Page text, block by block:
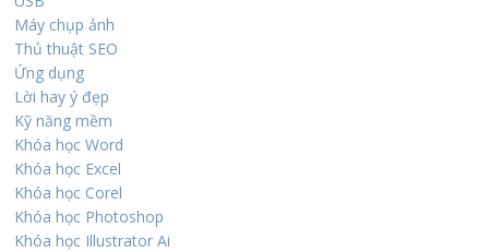
Máy chụp ảnh
Thủ thuật SEO
Ứng dụng
Lời hay ý đẹp
Kỹ năng mềm
Khóa học Word
Khóa học Excel
Khóa học Corel
Khóa học Photoshop
Khóa học Illustrator Ai